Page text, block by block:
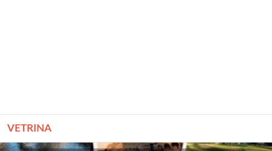
VETRINA